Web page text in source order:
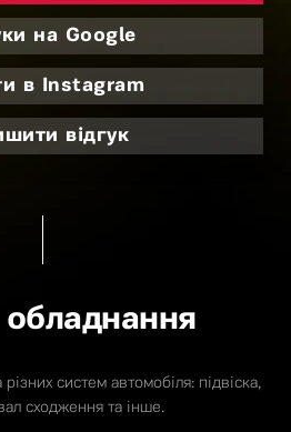
на Google
в Instagram
відгук
систем автомобіля: підвіска,
сходження та інше.